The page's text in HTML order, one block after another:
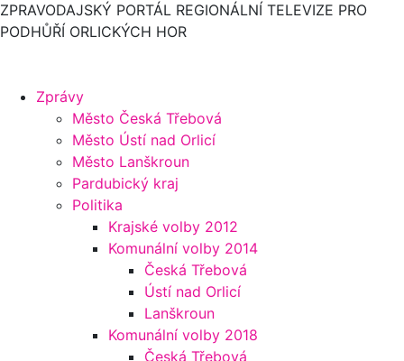
ZPRAVODAJSKÝ PORTÁL REGIONÁLNÍ TELEVIZE PRO
PODHŮŘÍ ORLICKÝCH HOR
Zprávy
Město Česká Třebová
Město Ústí nad Orlicí
Město Lanškroun
Pardubický kraj
Politika
Krajské volby 2012
Komunální volby 2014
Česká Třebová
Ústí nad Orlicí
Lanškroun
Komunální volby 2018
Česká Třebová